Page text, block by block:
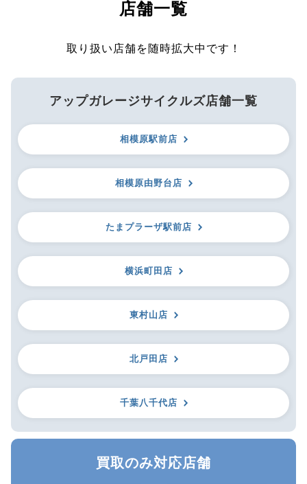
店舗一覧
取り扱い店舗を随時拡大中です！
アップガレージサイクルズ店舗一覧
相模原駅前店
相模原由野台店
たまプラーザ駅前店
横浜町田店
東村山店
北戸田店
千葉八千代店
買取のみ対応店舗